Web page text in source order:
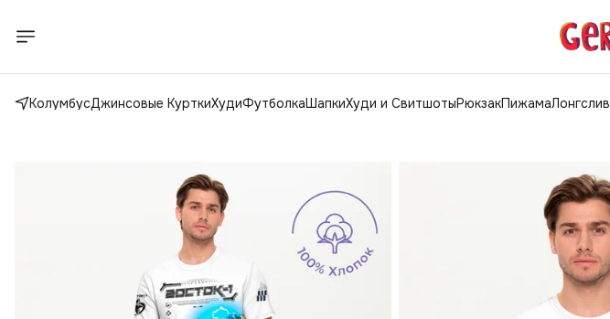
КолумбусДжинсовые КурткиХудиФутболкаШапкиХуди и СвитшотыРюкзакПижамаЛонгслив